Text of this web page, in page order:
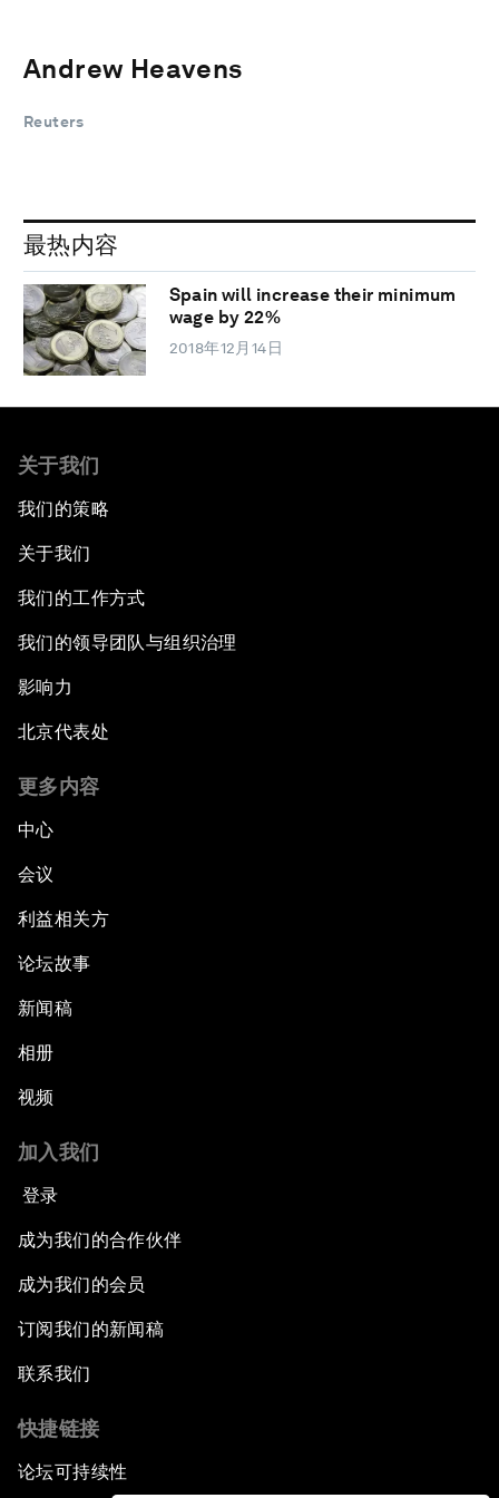
Andrew Heavens
Reuters
最热内容
Spain will increase their minimum
wage by 22%
2018年12月14日
关于我们
我们的策略
关于我们
我们的工作方式
我们的领导团队与组织治理
影响力
北京代表处
更多内容
中心
会议
利益相关方
论坛故事
新闻稿
相册
视频
加入我们
登录
成为我们的合作伙伴
成为我们的会员
订阅我们的新闻稿
联系我们
快捷链接
论坛可持续性